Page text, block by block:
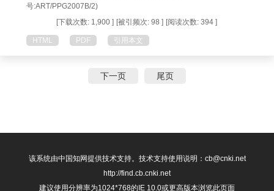
型组大鼠可见滑膜增生、层次不清等病理学改变，
腺、脾脏指数升高(P<0.05),血清及踝关节滑膜组织
LR4、MyD88、p-NF-κB p65和NF-κB p65蛋白表达
以及胸腺、脾脏指数降低(P<0.05),血清及踝关节滑
组织中TLR4、MyD88、p-NF-κB p65和NF-κB p65
蛋白表达水平降低(P<0.05),而PAMK低剂量组大鼠
0/66)开发的老年痴呆症筛查工具和自行研制的影响
因素问卷开展入户调查,并用χ2检验、t检验、多因素
Logistic回归的方法分析。结果①老年痴呆症的患病
且不在身边、邻里关系不融洽、日常生活活动能力
号:ART/PPG2007B/2)
[下载次数: 1,900 ] [被引频次: 98 ] [阅读次数: 394 ]
HTML PDF 引用本文
下一页 尾页
该系统由中国知网提供技术支持。技术支持使用说明：cb@cnki.net
http://find.cb.cnki.net
建议使用分辨率为1024*768的IE 10.0或更高版本浏览此页面